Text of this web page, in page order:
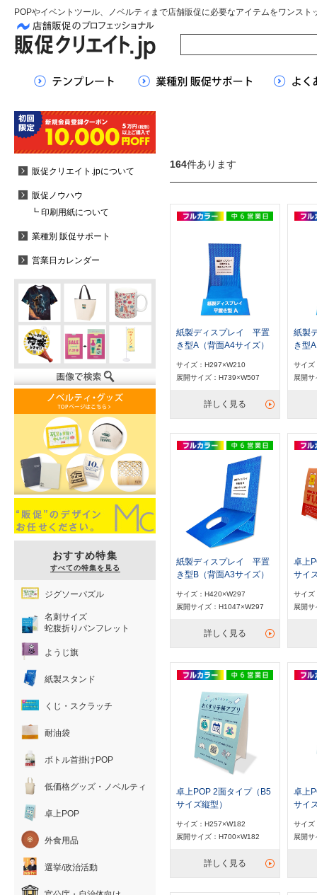
POPやイベントツール、ノベルティまで店舗販促に必要なアイテムをワンスト
164件あります
紙製ディスプレイ 平置
き型A（背面A4サイズ）
サイズ：H297×W210
展開サイズ：H739×W507
詳しく見る
紙製
き型
サイズ
展開
紙製ディスプレイ 平置
き型B（背面A3サイズ）
サイズ：H420×W297
展開サイズ：H1047×W297
詳しく見る
卓上
サイ
サイズ
展開
卓上POP 2面タイプ（B5
サイズ縦型）
サイズ：H257×W182
展開サイズ：H700×W182
詳しく見る
卓上
サイ
サイズ
展開
販促クリエイト.jpについて
販促ノウハウ
┗ 印刷用紙について
業種別 販促サポート
営業日カレンダー
おすすめ特集
すべての特集を見る
ジグソーパズル
名刺サイズ
蛇腹折りパンフレット
ようじ旗
紙製スタンド
くじ・スクラッチ
耐油袋
ボトル首掛けPOP
低価格グッズ・ノベルティ
卓上POP
外食用品
選挙/政治活動